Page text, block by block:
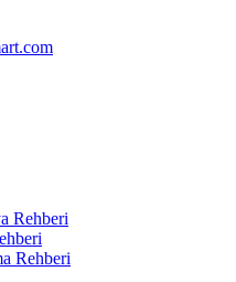
Rehberi
Rehberi